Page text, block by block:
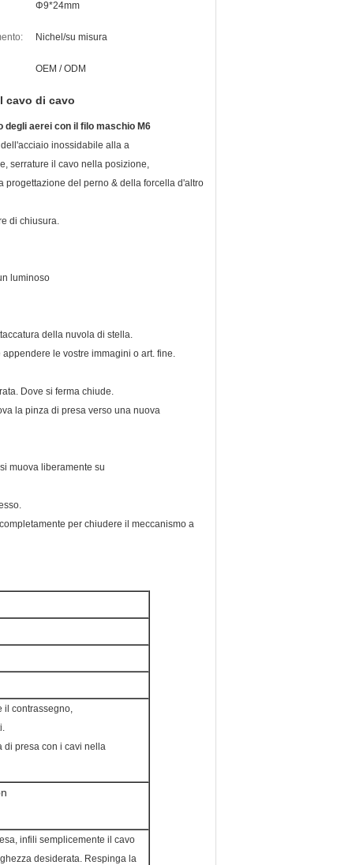
Φ9*24mm
Nichel/su misura
OEM / ODM
cavo di cavo
degli aerei con il filo maschio M6
inossidabile alla a
serrature il cavo nella posizione,
progettazione del perno & della forcella d'altro
di chiusura.
luminoso
della nuvola di stella.
le vostre immagini o art. fine.
Dove si ferma chiude.
la pinza di presa verso una nuova
muova liberamente su
per chiudere il meccanismo a
il contrassegno,
di presa con i cavi nella
infili semplicemente il cavo
desiderata. Respinga la